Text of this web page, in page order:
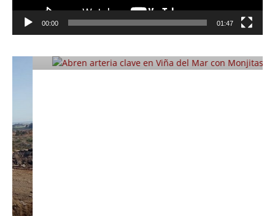
00:00 01:47
Abren arteria clave en Viña del Mar
con Monjitas